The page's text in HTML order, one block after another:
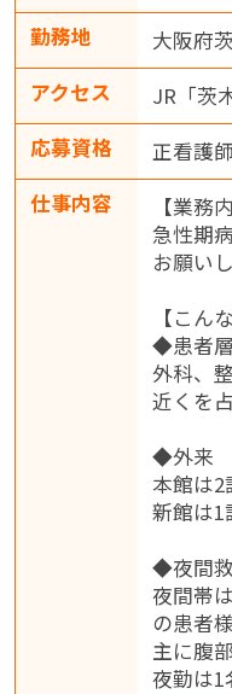
勤務地
大阪府
アクセス
JR「茨
応募資格
正看護
仕事内容
【業務
急性期
お願い
【こん
◆患者層
外科、
近くを
◆外来
本館は2
新館は1
◆夜間
夜間帯
の患者様
主に腹
夜勤は1